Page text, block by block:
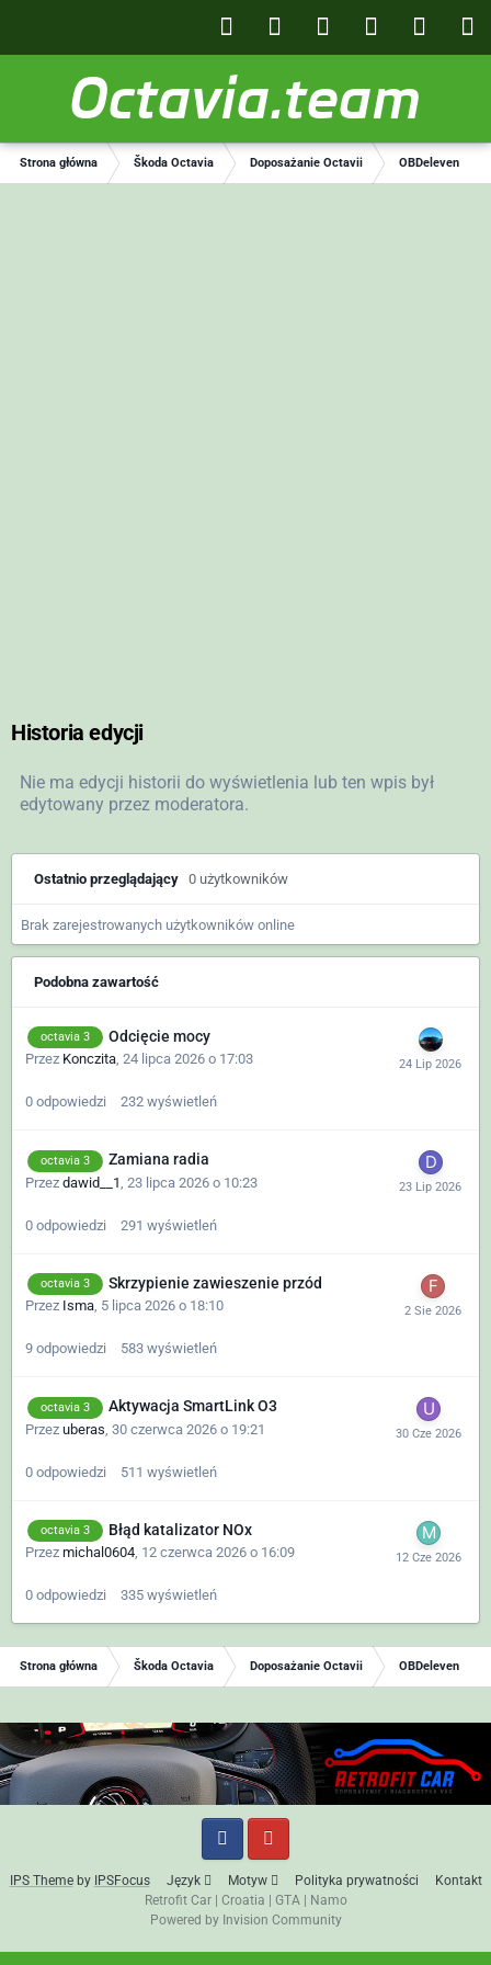
Octavia.team
Strona główna Škoda Octavia Doposażanie Octavii OBDeleven
Historia edycji
Nie ma edycji historii do wyświetlenia lub ten wpis był
edytowany przez moderatora.
Ostatnio przeglądający 0 użytkowników
Brak zarejestrowanych użytkowników online
Podobna zawartość
octavia 3 Odcięcie mocy
Przez Konczita, 24 lipca 2026 o 17:03
0 odpowiedzi 232 wyświetleń
octavia 3 Zamiana radia
Przez dawid__1 23 lipca 2026 o 10:23
0 odpowiedzi 291 wyświetleń
octavia 3 Skrzypienie zawieszenie przód
Przez Isma, 5 lipca 2026 o 18:10
9 odpowiedzi 583 wyświetleń
octavia 3 Aktywacja SmartLink O3
Przez uberas 30 czerwca 2026 o 19:21
0 odpowiedzi 511 wyświetleń
octavia 3 Błąd katalizator NOx
Przez michal0604, 12 czerwca 2026 o 16:09
0 odpowiedzi 335 wyświetleń
Strona główna Škoda Octavia Doposażanie Octavii OBDeleven
IPS Themeby IPSFocus Język Motyw Polityka prywatności
Kontakt
Retrofit Car| Croatia GTA|
Namo
Powered by Invision Community